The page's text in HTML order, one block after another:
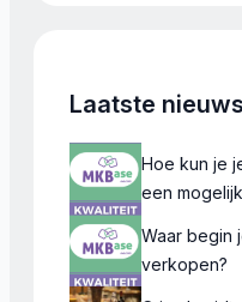
Laatste nieuws
Hoe kun je
een
Waar begin
verkopen?